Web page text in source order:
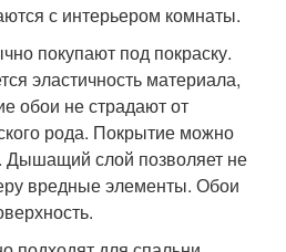
с интерьером комнаты.
покупают под покраску.
эластичность материала,
обои не страдают от
рода. Покрытие можно
Дышащий слой позволяет не
вредные элементы. Обои